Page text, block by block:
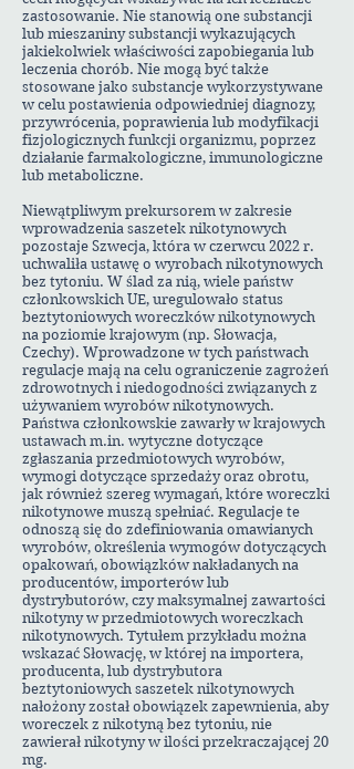
zastosowanie. Nie stanowią one substancji
lub mieszaniny substancji wykazujących
jakiekolwiek właściwości zapobiegania lub
leczenia chorób. Nie mogą być także
stosowane jako substancje wykorzystywane
w celu postawienia odpowiedniej diagnozy,
przywrócenia, poprawienia lub modyfikacji
fizjologicznych funkcji organizmu, poprzez
działanie farmakologiczne, immunologiczne
lub metaboliczne.
Niewątpliwym prekursorem w zakresie
wprowadzenia saszetek nikotynowych
pozostaje Szwecja, która w czerwcu 2022 r.
uchwaliła ustawę o wyrobach nikotynowych
bez tytoniu. W ślad za nią, wiele państw
członkowskich UE, uregulowało status
beztytoniowych woreczków nikotynowych
na poziomie krajowym (np. Słowacja,
Czechy). Wprowadzone w tych państwach
regulacje mają na celu ograniczenie zagrożeń
zdrowotnych i niedogodności związanych z
używaniem wyrobów nikotynowych.
Państwa członkowskie zawarły w krajowych
ustawach m.in. wytyczne dotyczące
zgłaszania przedmiotowych wyrobów,
wymogi dotyczące sprzedaży oraz obrotu,
jak również szereg wymagań, które woreczki
nikotynowe muszą spełniać. Regulacje te
odnoszą się do zdefiniowania omawianych
wyrobów, określenia wymogów dotyczących
opakowań, obowiązków nakładanych na
producentów, importerów lub
dystrybutorów, czy maksymalnej zawartości
nikotyny w przedmiotowych woreczkach
nikotynowych. Tytułem przykładu można
wskazać Słowację, w której na importera,
producenta, lub dystrybutora
beztytoniowych saszetek nikotynowych
nałożony został obowiązek zapewnienia, aby
woreczek z nikotyną bez tytoniu, nie
zawierał nikotyny w ilości przekraczającej 20
mg.